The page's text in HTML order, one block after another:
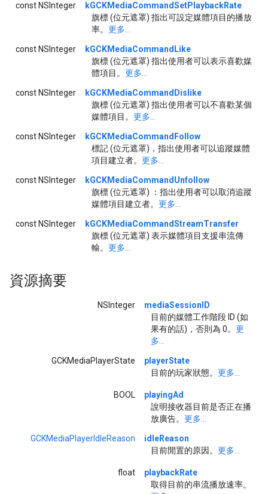
const NSInteger
kGCKMediaCommandSetPlaybackRate
旗標 (位元遮罩) 指出可設定媒體項目的播放
率。 更多...
const NSInteger
kGCKMediaCommandLike
旗標 (位元遮罩) 指出使用者可以表示喜歡媒
體項目。 更多...
const NSInteger
kGCKMediaCommandDislike
旗標 (位元遮罩) 指出使用者可以不喜歡某個
媒體項目。 更多...
const NSInteger
kGCKMediaCommandFollow
標記 (位元遮罩)，指出使用者可以追蹤媒體
項目建立者。 更多...
const NSInteger
kGCKMediaCommandUnfollow
旗標 (位元遮罩) ：指出使用者可以取消追蹤
媒體項目建立者。 更多...
const NSInteger
kGCKMediaCommandStreamTransfer
旗標 (位元遮罩) 表示媒體項目支援串流傳
輸。 更多...
資源摘要
NSInteger
mediaSessionID
目前的媒體工作階段 ID (如
果有的話)，否則為 0。 更
多...
GCKMediaPlayerState
playerState
目前的玩家狀態。 更多...
BOOL
playingAd
說明接收器目前是否正在播
放廣告。 更多...
GCKMediaPlayerIdleReason
idleReason
目前閒置的原因。 更多...
float
playbackRate
取得目前的串流播放速率。